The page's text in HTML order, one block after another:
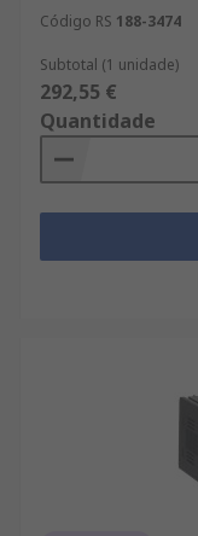
Código RS 188-3474
Subtotal (1 unidade)
292,55 €
Quantidade